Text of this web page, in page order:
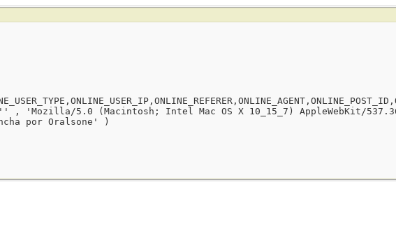
5.0 (Macintosh; Intel Mac OS X 10_15_7) AppleWebKit/
por Oralsone' )